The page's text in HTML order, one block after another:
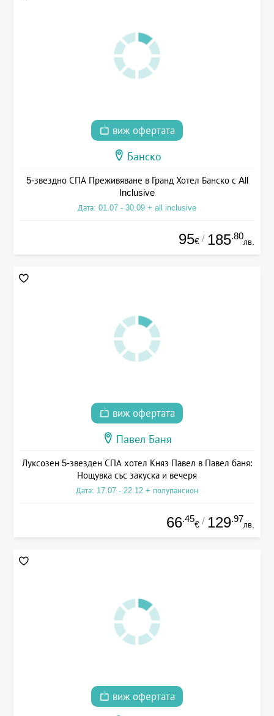
виж офертата
Банско
5-звездно СПА Преживяване в Гранд Хотел Банско с All
Inclusive
Дата: 01.07 - 30.09 + all inclusive
95€ / 185.80
лв.
виж офертата
Павел Баня
Луксозен 5-звезден СПА хотел Княз Павел в Павел баня:
Нощувка със закуска и вечеря
Дата: 17.07 - 22.12 + полупансион
66.45
€ / 129.97
лв.
виж офертата